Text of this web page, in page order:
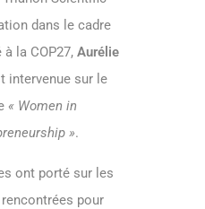
dans le cadre
à la COP27,Aurélie
intervenue sur le
« Women in
».
ont porté sur les
pour